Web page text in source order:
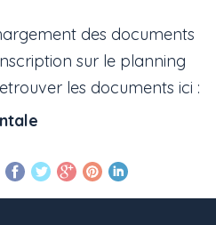
des documents
sur le planning
les documents ici :